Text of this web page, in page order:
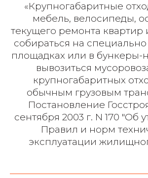
«Крупногабаритные
мебель, велосипеды,
текущего ремонта квартир
собираться на
площадках или в бункеры-
вывозиться
крупногабаритных
обычным грузовым
Постановление
сентября 2003 г. N 170 "Об
Правил и норм
эксплуатации